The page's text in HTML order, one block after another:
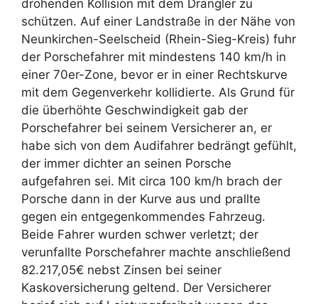
drohenden Kollision mit dem Drängler zu
schützen. Auf einer Landstraße in der Nähe von
Neunkirchen-Seelscheid (Rhein-Sieg-Kreis) fuhr
der Porschefahrer mit mindestens 140 km/h in
einer 70er-Zone, bevor er in einer Rechtskurve
mit dem Gegenverkehr kollidierte. Als Grund für
die überhöhte Geschwindigkeit gab der
Porschefahrer bei seinem Versicherer an, er
habe sich von dem Audifahrer bedrängt gefühlt,
der immer dichter an seinen Porsche
aufgefahren sei. Mit circa 100 km/h brach der
Porsche dann in der Kurve aus und prallte
gegen ein entgegenkommendes Fahrzeug.
Beide Fahrer wurden schwer verletzt; der
verunfallte Porschefahrer machte anschließend
82.217,05€ nebst Zinsen bei seiner
Kaskoversicherung geltend. Der Versicherer